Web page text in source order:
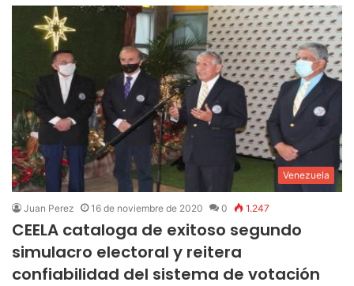
Venezuela
Juan Perez 16 de noviembre de 2020 0 1.247
CEELA cataloga de exitoso segundo
simulacro electoral y reitera
confiabilidad del sistema de votación